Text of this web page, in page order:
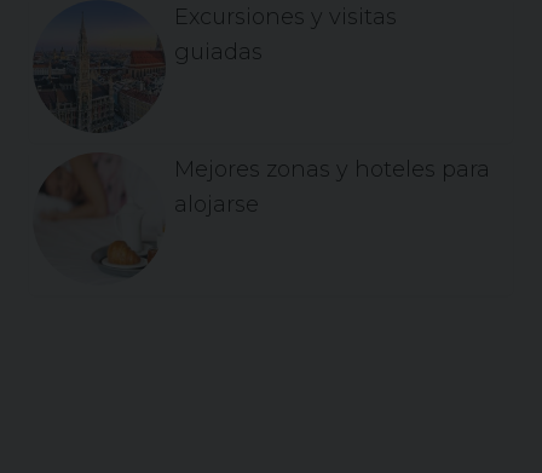
Excursiones y visitas
guiadas
Mejores zonas y hoteles para
alojarse